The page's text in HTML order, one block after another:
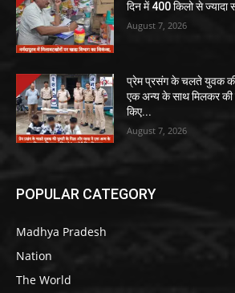
दिन में 400 किलो से ज्यादा
August 7, 2026
प्रेम प्रसंग के चलते युवक की
एक अन्य के साथ मिलकर की
किए...
August 7, 2026
POPULAR CATEGORY
Madhya Pradesh
Nation
The World